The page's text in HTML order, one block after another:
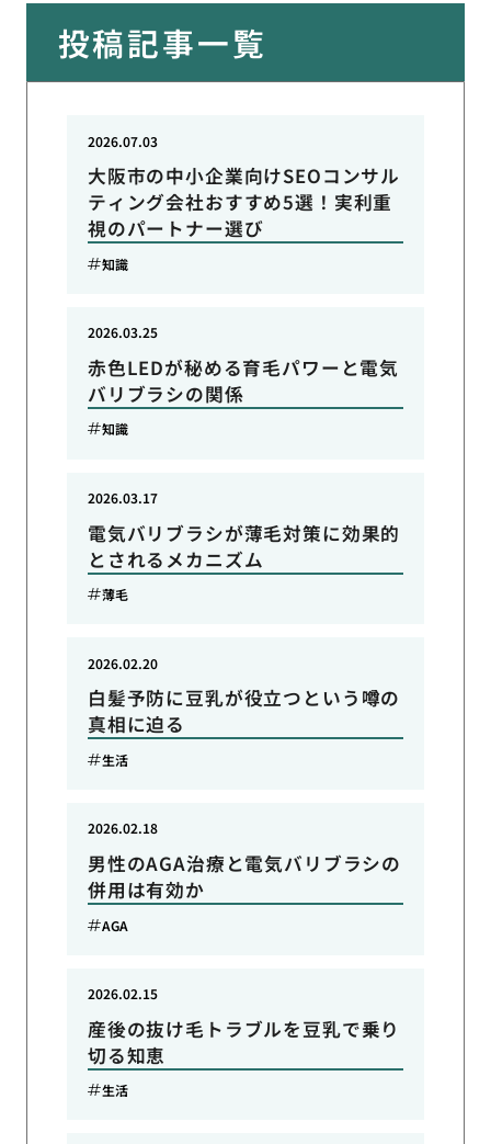
投稿記事一覧
大阪市の中小企業向けSEOコンサル
ティング会社おすすめ5選！実利重
視のパートナー選び
2026.07.03
知識
赤色LEDが秘める育毛パワーと電気
バリブラシの関係
2026.03.25
知識
電気バリブラシが薄毛対策に効果的
とされるメカニズム
2026.03.17
薄毛
白髪予防に豆乳が役立つという噂の
真相に迫る
2026.02.20
生活
男性のAGA治療と電気バリブラシの
併用は有効か
2026.02.18
AGA
産後の抜け毛トラブルを豆乳で乗り
切る知恵
2026.02.15
生活